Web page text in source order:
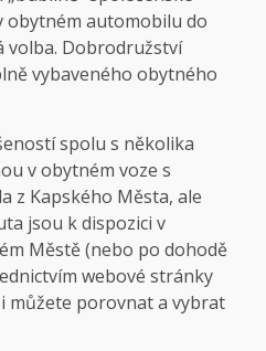
obytném automobilu do
volba. Dobrodružství
vybaveného obytného
spolu s několika
v obytném voze s
z Kapského Města, ale
jsou k dispozici v
Městě (nebo po dohodě
webové stránky
můžete porovnat a vybrat